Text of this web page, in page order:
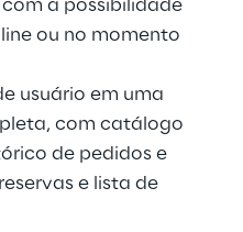
a possibilidade
ou no momento
usuário em uma
com catálogo
de pedidos e
e lista de